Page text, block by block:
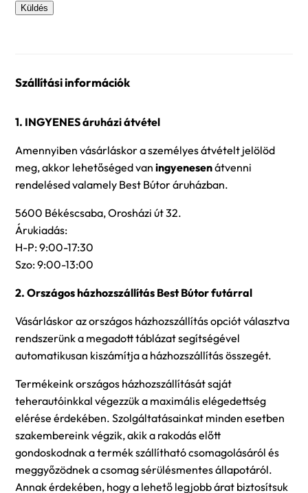
Szállítási információk
1. INGYENES áruházi átvétel
Amennyiben vásárláskor a személyes átvételt jelölöd
meg, akkor lehetőséged van ingyenesenátvenni
rendelésed valamely Best Bútor áruházban.
5600 Békéscsaba, Orosházi út 32.
Árukiadás:
H-P: 9:00-17:30
Szo: 9:00-13:00
2. Országos házhozszállítás Best Bútor futárral
Vásárláskor az országos házhozszállítás opciót választva
rendszerünk a megadott táblázat segítségével
automatikusan kiszámítja a házhozszállítás összegét.
Termékeink országos házhozszállítását saját
teherautóinkkal végezzük a maximális elégedettség
elérése érdekében. Szolgáltatásainkat minden esetben
szakembereink végzik, akik a rakodás előtt
gondoskodnak a termék szállítható csomagolásáról és
meggyőzödnek a csomag sérülésmentes állapotáról.
Annak érdekében, hogy a lehető legjobb árat biztosítsuk